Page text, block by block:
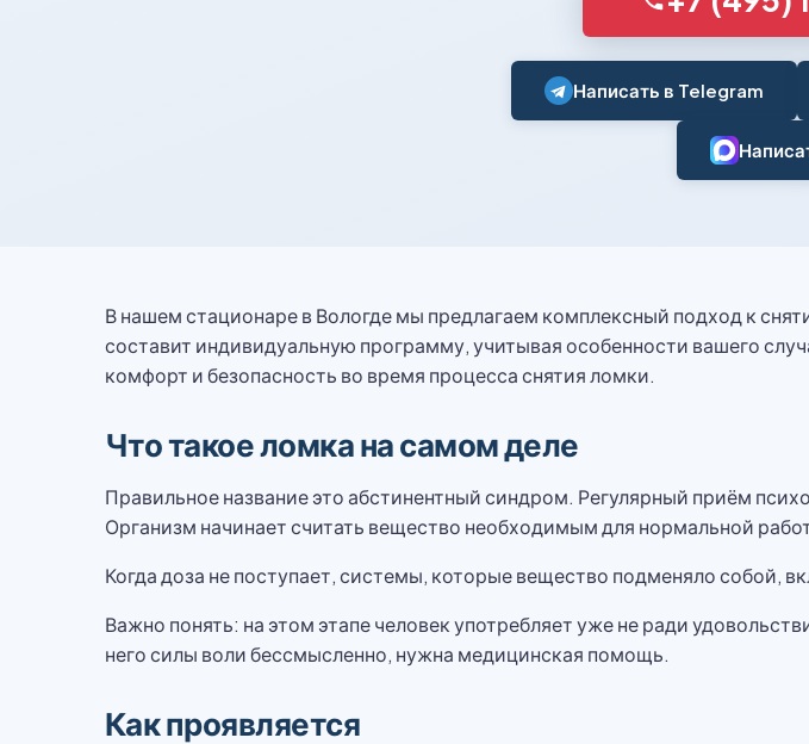
Написать в Telegram
В нашем стационаре в Вологде мы предлагаем комплексный подход к
составит индивидуальную программу, учитывая особенности вашего
комфорт и безопасность во время процесса снятия ломки.
Что такое ломка на самом деле
Правильное название это абстинентный синдром. Регулярный приём
Организм начинает считать вещество необходимым для нормальной
Когда доза не поступает, системы, которые вещество подменяло собой,
Важно понять: на этом этапе человек употребляет уже не ради
него силы воли бессмысленно, нужна медицинская помощь.
Как проявляется